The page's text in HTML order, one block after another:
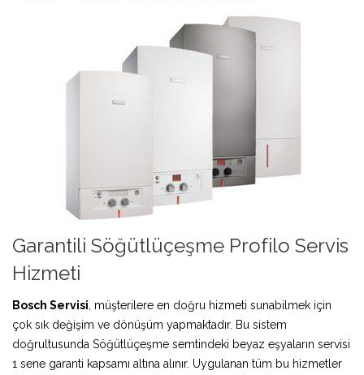
Garantili Söğütlüçeşme Profilo Servis
Hizmeti
Bosch Servisi , müşterilere en doğru hizmeti sunabilmek için
çok sık değişim ve dönüşüm yapmaktadır. Bu sistem
doğrultusunda Söğütlüçeşme semtindeki beyaz eşyaların servisi
1 sene garanti kapsamı altına alınır. Uygulanan tüm bu hizmetler